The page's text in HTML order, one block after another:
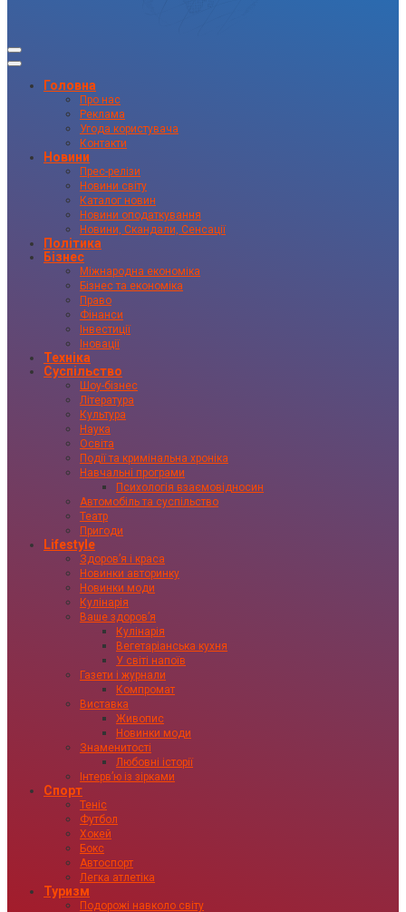
Головна
Про нас
Реклама
Угода користувача
Контакти
Новини
Прес-релізи
Новини світу
Каталог новин
Новини оподаткування
Новини, Скандали, Сенсації
Політика
Бізнес
Міжнародна економіка
Бізнес та економіка
Право
Фінанси
Інвестиції
Іновації
Техніка
Суспільство
Шоу-бізнес
Література
Культура
Наука
Освіта
Події та кримінальна хроніка
Навчальні програми
Психологія взаємовідносин
Автомобіль та суспільство
Театр
Пригоди
Lifestyle
Здоровʼя і краса
Новинки авторинку
Новинки моди
Кулінарія
Ваше здоровʼя
Кулінарія
Вегетаріанська кухня
У світі напоїв
Газети і журнали
Компромат
Виставка
Живопис
Новинки моди
Знаменитості
Любовні історії
Інтервʼю із зірками
Спорт
Теніс
Футбол
Хокей
Бокс
Автоспорт
Легка атлетіка
Туризм
Подорожі навколо світу